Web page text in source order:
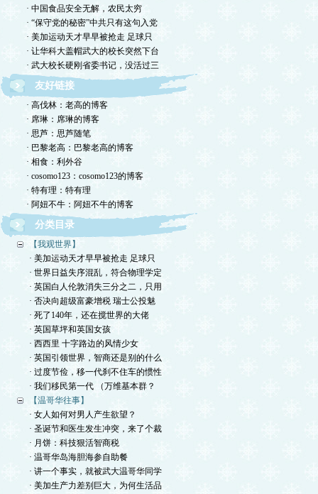
· 中国食品安全无解，农民太穷
· “保守党的秘密”中共只有这句入党
· 美加运动天才早早被抢走 足球只
· 让华科大盖帽武大的校长突然下台
· 武大校长硬刚省委书记，没活过三
友好链接
· 高伐林：老高的博客
· 席琳：席琳的博客
· 思芦：思芦随笔
· 巴黎老高：巴黎老高的博客
· 相食：利外谷
· cosomo123：cosomo123的博客
· 特有理：特有理
· 阿妞不牛：阿妞不牛的博客
分类目录
【我观世界】
· 美加运动天才早早被抢走 足球只
· 世界日益失序混乱，符合物理学定
· 英国白人伦敦消失三分之二，只用
· 否决向超级富豪增税 瑞士公投魅
· 死了140年，还在搅世界的大佬
· 英国草坪和英国女孩
· 西西里 十字路边的风情少女
· 英国引领世界，智商还是别的什么
· 过度节俭，移一代刹不住车的惯性
· 我们移民第一代 （万维基本群？
【温哥华往事】
· 女人如何对男人产生欲望？
· 圣诞节和医生发生冲突，来了个裁
· 月饼：科技狠活智商税
· 温哥华岛海胆海参自助餐
· 讲一个事实，就被武大温哥华同学
· 美加生产力差别巨大，为何生活品